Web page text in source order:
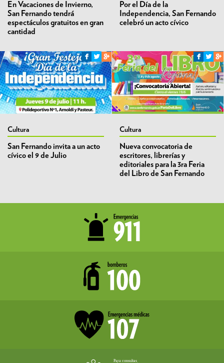
En Vacaciones de Invierno,
San Fernando tendrá
espectáculos gratuitos en gran
cantidad
Por el Día de la
Independencia, San Fernando
celebró un acto cívico
Cultura
San Fernando invita a un acto
cívico el 9 de Julio
Cultura
Nueva convocatoria de
escritores, librerías y
editoriales para la 3ra Feria
del Libro de San Fernando